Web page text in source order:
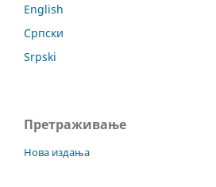
English
Српски
Srpski
Претраживање
Нова издања